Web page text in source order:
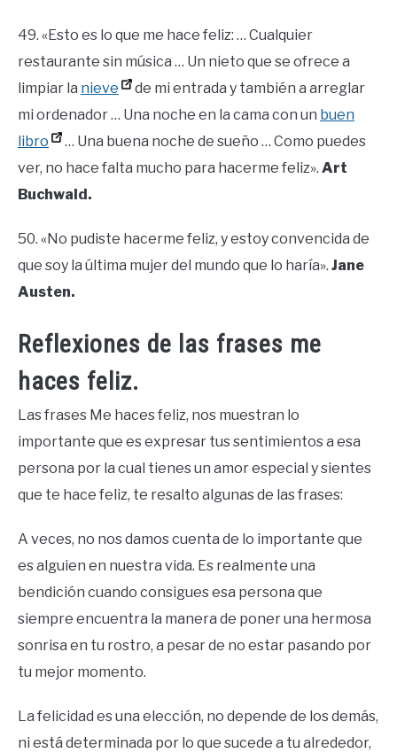
49. «Esto es lo que me hace feliz: … Cualquier
restaurante sin música … Un nieto que se ofrece a
limpiar la nieve
de mi entrada y también a arreglar
mi ordenador … Una noche en la cama con un buen
libro
… Una buena noche de sueño … Como puedes
ver, no hace falta mucho para hacerme feliz». Art
Buchwald.
50. «No pudiste hacerme feliz, y estoy convencida de
que soy la última mujer del mundo que lo haría». Jane
Austen.
Reflexiones de las frases me
haces feliz.
Las frases Me haces feliz, nos muestran lo
importante que es expresar tus sentimientos a esa
persona por la cual tienes un amor especial y sientes
que te hace feliz, te resalto algunas de las frases:
A veces, no nos damos cuenta de lo importante que
es alguien en nuestra vida. Es realmente una
bendición cuando consigues esa persona que
siempre encuentra la manera de poner una hermosa
sonrisa en tu rostro, a pesar de no estar pasando por
tu mejor momento.
La felicidad es una elección, no depende de los demás,
ni está determinada por lo que sucede a tu alrededor,